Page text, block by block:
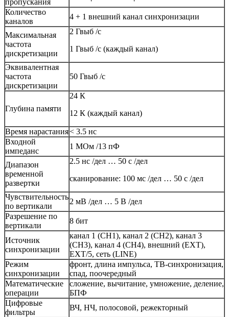
пропускания
Количество
каналов
4 + 1 внешний канал синхронизации
Максимальная
частота
дискретизации
2 Гвыб /с
1 Гвыб /с (каждый канал)
Эквивалентная
частота
дискретизации
50 Гвыб /с
Глубина памяти
24 К
12 К (каждый канал)
Время нарастания< 3.5 нс
Входной
импеданс
1 МОм /13 пФ
Диапазон
временной
развертки
2.5 нс /дел … 50 с /дел
сканирование: 100 мс /дел … 50 с /дел
Чувствительность
по вертикали
2 мВ /дел … 5 В /дел
Разрешение по
вертикали
8 бит
Источник
синхронизации
канал 1 (CH1), канал 2 (CH2), канал 3
(CH3), канал 4 (CH4), внешний (EXT),
EXT/5, сеть (LINE)
Режим
синхронизации
фронт, длина импульса, ТВ-синхронизация,
спад, поочередный
Математические
операции
сложение, вычитание, умножение, деление,
БПФ
Цифровые
фильтры
ВЧ, НЧ, полосовой, режекторный